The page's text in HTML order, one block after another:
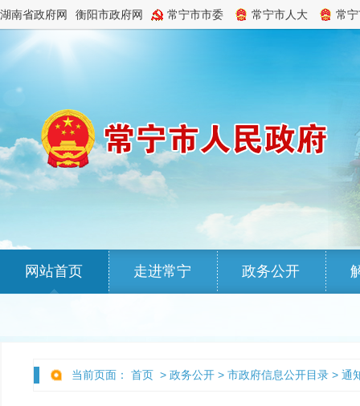
湖南省政府网 衡阳市政府网 常宁市市委 常宁市人大 常
网站首页 走进常宁 政务公开
当前页面： 首页 > 政务公开 > 市政府信息公开目录 > 通